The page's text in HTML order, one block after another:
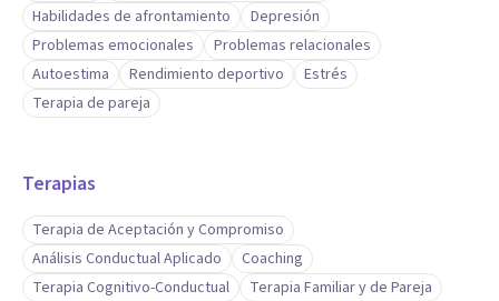
Habilidades de afrontamiento
Depresión
Problemas emocionales
Problemas relacionales
Autoestima
Rendimiento deportivo
Estrés
Terapia de pareja
Terapias
Terapia de Aceptación y Compromiso
Análisis Conductual Aplicado
Coaching
Terapia Cognitivo-Conductual
Terapia Familiar y de Pareja